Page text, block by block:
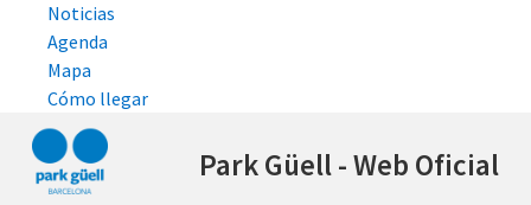
Noticias
Agenda
Mapa
Cómo llegar
al
Park Güell - Web Oficial